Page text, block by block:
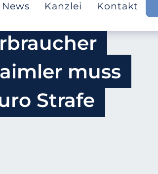
News Kanzlei Kontakt
muss
Strafe